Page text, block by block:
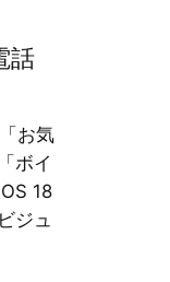
話
お気
ボイ
18
ジュ